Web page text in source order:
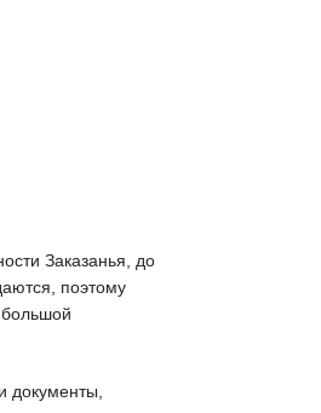
Заказанья, до
поэтому
документы,